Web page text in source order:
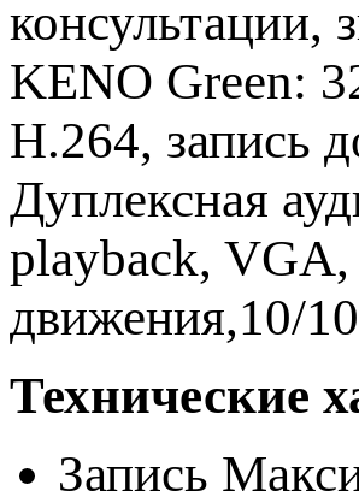
консультации,
KENO Green:
H.264, запись
Дуплексная
playback,
движения,10/
Технические
Запись